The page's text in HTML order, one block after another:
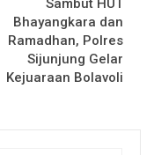
Sambut HUT
Bhayangkara dan
Ramadhan, Polres
Sijunjung Gelar
Kejuaraan Bolavoli